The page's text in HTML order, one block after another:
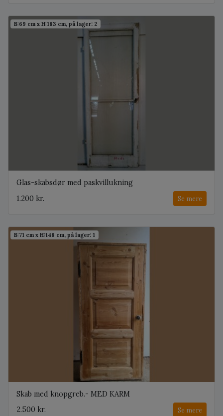
B:69 cm x H:183 cm, på lager: 2
Glas-skabsdør med paskvillukning
1.200 kr.
Se mere
B:71 cm x H:148 cm, på lager: 1
Skab med knopgreb.- MED KARM
2.500 kr.
Se mere